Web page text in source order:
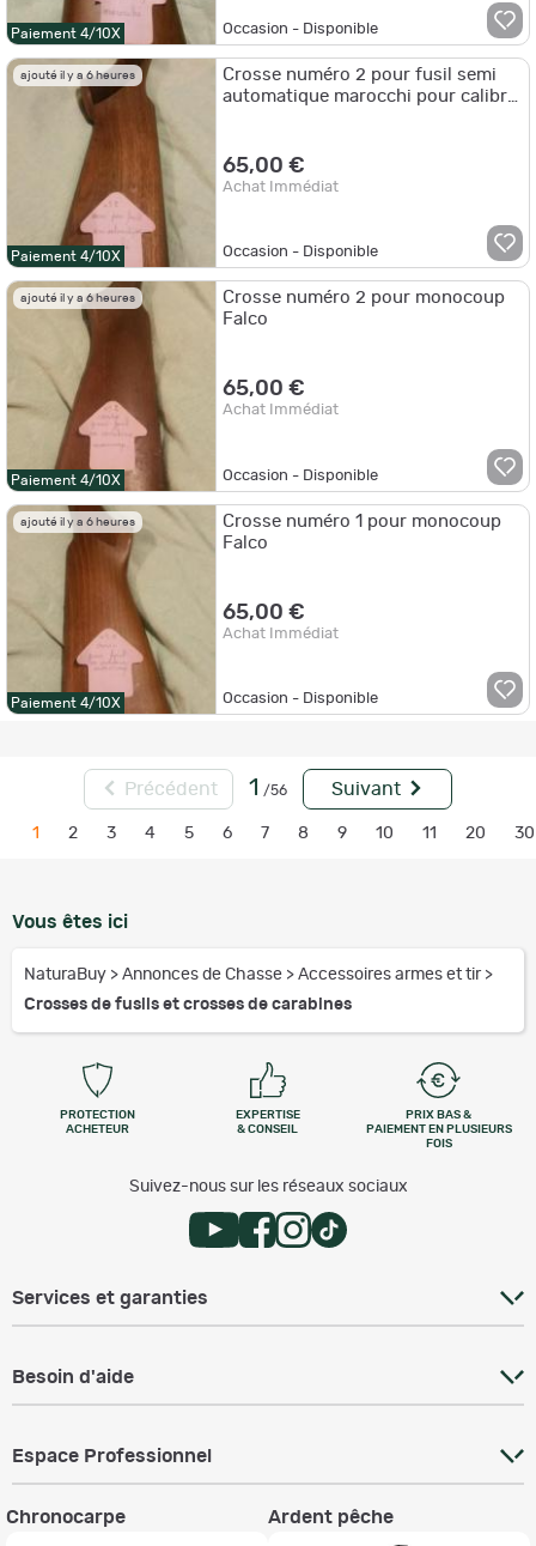
Paiement 4/10X Occasion - Disponible
ajouté il y a 6 heures
Paiement 4/10X
Crosse numéro 2 pour fusil semi
automatique marocchi pour calibre
65,00 €
Achat Immédiat
Occasion - Disponible
ajouté il y a 6 heures
Paiement 4/10X
Crosse numéro 2 pour monocoup
Falco
65,00 €
Achat Immédiat
Occasion - Disponible
ajouté il y a 6 heures
Paiement 4/10X
Crosse numéro 1 pour monocoup
Falco
65,00 €
Achat Immédiat
Occasion - Disponible
Précédent 1 /56 Suivant
1 2 3 4 5 6 7 8 9 10 11 20 30
Vous êtes ici
NaturaBuy > Annonces de Chasse > Accessoires armes et tir >
Crosses de fusils et crosses de carabines
PROTECTION
ACHETEUR
EXPERTISE
& CONSEIL
PRIX BAS &
PAIEMENT EN PLUSIEURS
FOIS
Suivez-nous sur les réseaux sociaux
Services et garanties
Besoin d'aide
Espace Professionnel
Chronocarpe Ardent pêche